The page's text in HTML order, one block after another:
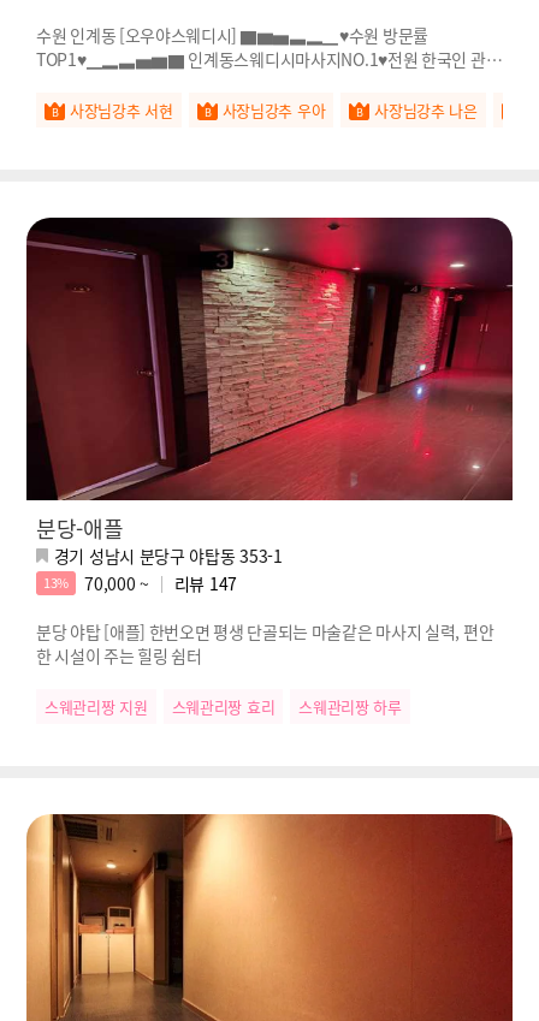
수원 인계동 [오우야스웨디시] ▇▆▅▃▂▁♥수원 방문률
TOP1♥▁▂▃▅▆▇ 인계동스웨디시마사지NO.1♥전원 한국인 관리
사장님강추 서현 사장님강추 우아 사장님강추 나은
분당-애플
경기 성남시 분당구 야탑동 353-1
13% 70,000 ~ 리뷰 147
분당 야탑 [애플] 한번오면 평생 단골되는 마술같은 마사지 실력, 편안
한 시설이 주는 힐링 쉼터
스웨관리짱 지원 스웨관리짱 효리 스웨관리짱 하루